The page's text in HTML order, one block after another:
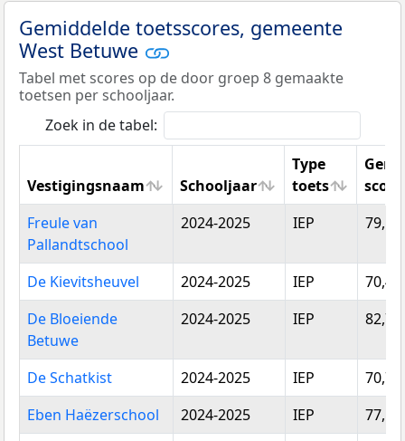
Gemiddelde toetsscores, gemeente
West Betuwe
Tabel met scores op de door groep 8 gemaakte
toetsen per schooljaar.
Zoek in de tabel:
Vestigingsnaam Schooljaar
Type
toets
score
Vestigingsnaam
Schooljaar
Type
Freule van
Pallandtschool
2024-2025 IEP 79,12
De Kievitsheuvel 2024-2025 IEP
70,45
De Bloeiende
Betuwe
2024-2025 IEP 82,71
De Schatkist 2024-2025 IEP
70,71
Eben Haëzerschool
2024-2025 IEP
77,59